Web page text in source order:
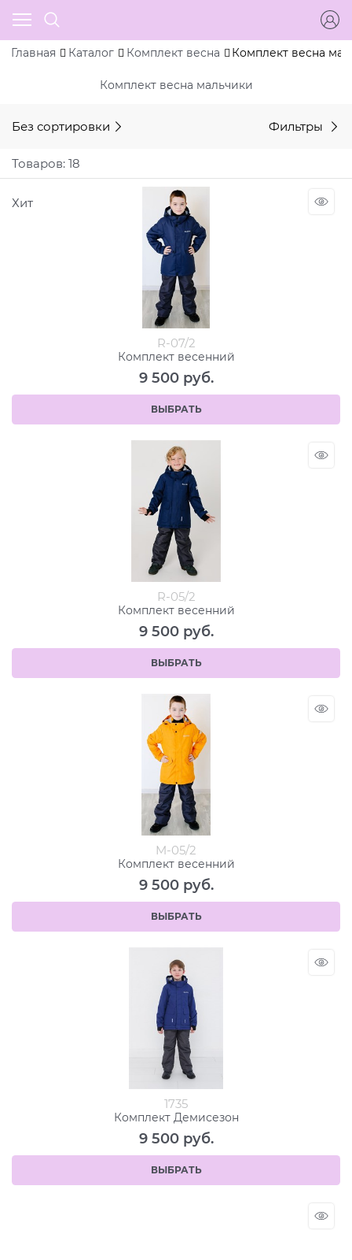
Главная Каталог Комплект весна Комплект весна
Комплект весна мальчики
Без сортировки Фильтры
Товаров: 18
Хит
R-07/2
Комплект весенний
9 500 руб.
ВЫБРАТЬ
R-05/2
Комплект весенний
9 500 руб.
ВЫБРАТЬ
M-05/2
Комплект весенний
9 500 руб.
ВЫБРАТЬ
1735
Комплект Демисезон
9 500 руб.
ВЫБРАТЬ